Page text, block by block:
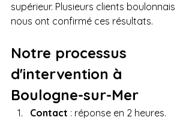
supérieur. Plusieurs clients boulonnais
nous ont confirmé ces résultats.
Notre processus
d'intervention à
Boulogne-sur-Mer
Contact : réponse en 2 heures.